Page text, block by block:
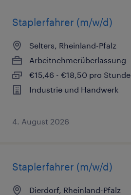
Staplerfahrer (m/w/d)
Selters, Rheinland-Pfalz
Arbeitnehmerüberlassung
€15,46 - €18,50 pro Stunde
Industrie und Handwerk
4. August 2026
Staplerfahrer (m/w/d)
Dierdorf, Rheinland-Pfalz